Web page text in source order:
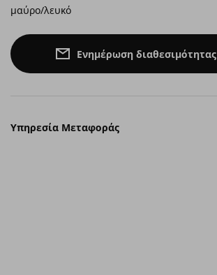
μαύρο/λευκό
Ενημέρωση διαθεσιμότητας
Υπηρεσία Μεταφοράς